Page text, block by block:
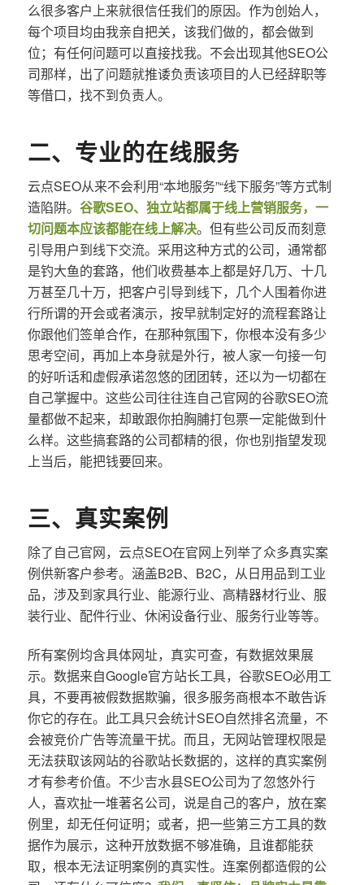
么很多客户上来就很信任我们的原因。作为创始人，
每个项目均由我亲自把关，该我们做的，都会做到
位；有任何问题可以直接找我。不会出现其他SEO公
司那样，出了问题就推诿负责该项目的人已经辞职等
等借口，找不到负责人。
二、专业的在线服务
云点SEO从来不会利用“本地服务”“线下服务”等方式制
造陷阱。 谷歌SEO、独立站都属于线上营销服务，一
切问题本应该都能在线上解决。但有些公司反而刻意
引导用户到线下交流。采用这种方式的公司，通常都
是钓大鱼的套路，他们收费基本上都是好几万、十几
万甚至几十万，把客户引导到线下，几个人围着你进
行所谓的开会或者演示，按早就制定好的流程套路让
你跟他们签单合作，在那种氛围下，你根本没有多少
思考空间，再加上本身就是外行，被人家一句接一句
的好听话和虚假承诺忽悠的团团转，还以为一切都在
自己掌握中。这些公司往往连自己官网的谷歌SEO流
量都做不起来，却敢跟你拍胸脯打包票一定能做到什
么样。这些搞套路的公司都精的很，你也别指望发现
上当后，能把钱要回来。
三、真实案例
除了自己官网，云点SEO在官网上列举了众多真实案
例供新客户参考。涵盖B2B、B2C，从日用品到工业
品，涉及到家具行业、能源行业、高精器材行业、服
装行业、配件行业、休闲设备行业、服务行业等等。
所有案例均含具体网址，真实可查，有数据效果展
示。数据来自Google官方站长工具，谷歌SEO必用工
具，不要再被假数据欺骗，很多服务商根本不敢告诉
你它的存在。此工具只会统计SEO自然排名流量，不
会被竞价广告等流量干扰。而且，无网站管理权限是
无法获取该网站的谷歌站长数据的，这样的真实案例
才有参考价值。不少吉水县SEO公司为了忽悠外行
人，喜欢扯一堆著名公司，说是自己的客户，放在案
例里，却无任何证明；或者，把一些第三方工具的数
据作为展示，这种开放数据不够准确，且谁都能获
取，根本无法证明案例的真实性。连案例都造假的公